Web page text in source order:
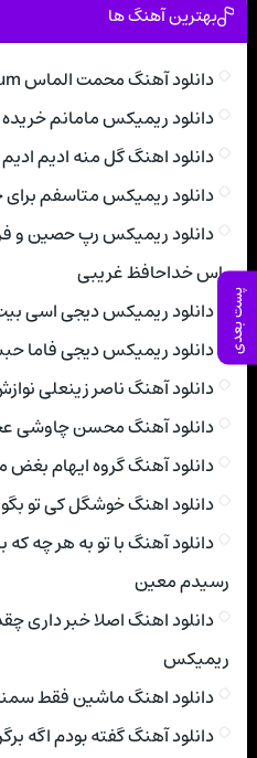
پست بعدی
بهترین آهنگ ها
دانلود آهنگ محمت الماس gidene yakıyorum
دانلود ریمیکس مامانم خریده
دانلود اهنگ گل منه ادیم
دانلود ریمیکس متاسفم برای
دانلود ریمیکس رپ حصین
یاس خداحافظ غریبی
دانلود ریمیکس دیجی اسی
دانلود ریمیکس دیجی فاما
دانلود آهنگ ناصر زینعلی
دانلود آهنگ محسن چاوشی
دانلود آهنگ گروه ایهام بغض
دانلود اهنگ خوشگل کی تو
دانلود آهنگ با تو به هر چه
رسیدم معین
دانلود اهنگ اصلا خبر داری
ریمیکس
دانلود اهنگ ماشین فقط
دانلود آهنگ گفته بودم اگه